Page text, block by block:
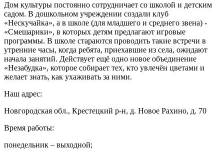
Дом культуры постоянно сотрудничает со школой и детским
садом. В дошкольном учреждении создали клуб
«Нескучайка», а в школе (для младшего и среднего звена) -
«Смешарики», в которых детям предлагают игровые
программы. В школе стараются проводить такие встречи в
утренние часы, когда ребята, приехавшие из села, ожидают
начала занятий. Действует ещё одно новое объединение
«Незабудка», которое собирает тех, кто увлечён цветами и
желает знать, как ухаживать за ними.
Наш адрес:
Новгородская обл., Крестецкий р-н, д. Новое Рахино, д. 70
Время работы:
понедельник – выходной;